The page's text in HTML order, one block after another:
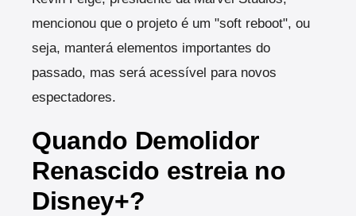
mencionou que o projeto é um "soft reboot", ou
seja, manterá elementos importantes do
passado, mas será acessível para novos
espectadores.
Quando Demolidor
Renascido estreia no
Disney+?